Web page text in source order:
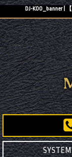
DJ-KOO_banner |
SYSTEM